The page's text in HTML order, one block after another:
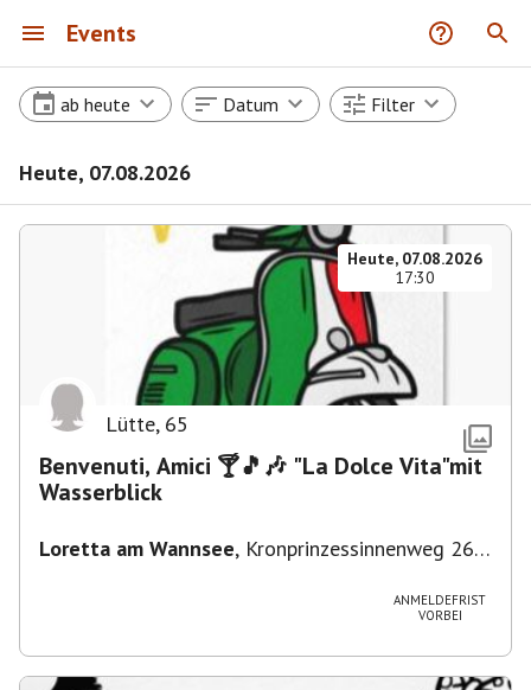
Events
ab heute Datum Filter
Heute, 07.08.2026
Heute, 07.08.2026
17:30
Lütte, 65
Benvenuti, Amici 🍸🎵🎶 "La Dolce Vita"mit
Wasserblick
Loretta am Wannsee, Kronprinzessinnenweg 260,
ANMELDEFRIST
VORBEI